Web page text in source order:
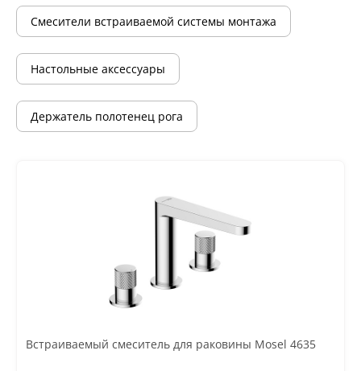
Смесители встраиваемой системы монтажа
Настольные аксессуары
Держатель полотенец рога
Встраиваемый смеситель для раковины Mosel 4635